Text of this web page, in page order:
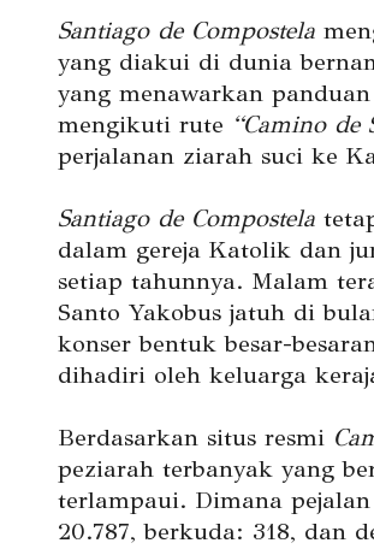
Santiago de Compostela
yang diakui di dunia
yang menawarkan
mengikuti rute “Camino de
perjalanan ziarah suci ke
Santiago de Compostela
dalam gereja Katolik dan
setiap tahunnya. Malam
Santo Yakobus jatuh di
konser bentuk besar-
dihadiri oleh keluarga
Berdasarkan situs resmi
peziarah terbanyak yang
terlampaui. Dimana
20.787, berkuda: 318, dan